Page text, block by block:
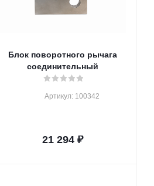
Блок поворотного рычага
соединительный
Артикул: 100342
21 294₽